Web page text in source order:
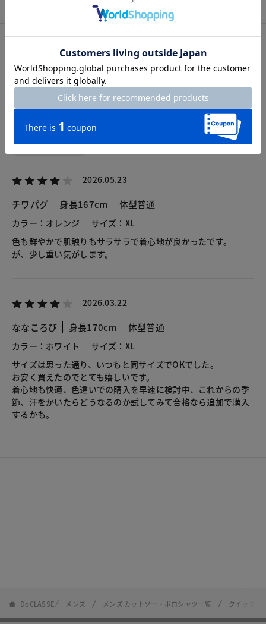
カスタマーレビュー
総合評価
4.0 2レビュー
2026.05.23
チワパグ 身長167cm 体型普通
カラー：オレンジ
サイズ：XL
色も鮮やかで肌触りもサラサラで着心地が良かったです。
が、少し重い気がします。
2026.03.22
ななころび 身長170cm 体型普通
カラー：ホワイト
サイズ：XL
サイズは思った通り、いつもと同サイズでOKでした。
お安く買えたのでとても嬉しいです。
着心地も快適、色違いでの購入を早速に検討中、これからの季
節、汗をかいたらどうなるのか試してみて合格なら追加で購入
するかも。
DoCLASSE メンズ メンズ カットソー・ポロシャツ一覧 クイックド